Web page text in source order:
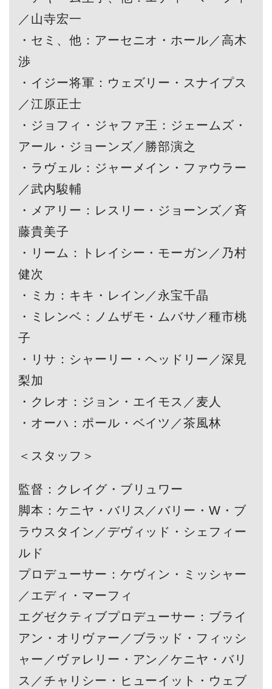
／山寺宏一
・セミ、他：アーセニオ・ホール／高木
渉
・イジー将軍：ウェズリー・スナイプス
／江原正士
・ジョフィ・ジャファ王：ジェームズ・
アール・ジョーンズ／勝部演之
・ラヴェル：ジャーメイン・ファウラー
／武内駿輔
・メアリー：レスリー・ジョーンズ／斉
藤貴美子
・リーム：トレイシー・モーガン／乃村
健次
・ミカ：キキ・レイン／永宝千晶
・ミレンベ：ノムザモ・ムバサ／種市桃
子
・リサ：シャーリー・ヘッドリー／深見
梨加
・クレオ：ジョン・エイモス／麦人
・オーハ：ポール・ベイツ／茶風林
＜スタッフ＞
監督：クレイグ・ブリュワー
脚本：ケニヤ・バリス／バリー・W・ブ
ラウスタイン／デヴィッド・シェフィー
ルド
プロデューサー：ケヴィン・ミッシャー
／エディ・マーフィ
エグゼクティブプロデューサー：ブライ
アン・オリヴァー／ブラッド・フィッシ
ャー／ヴァレリー・アン／ケニヤ・バリ
ス／チャリシー・ヒューイット・ウェブ